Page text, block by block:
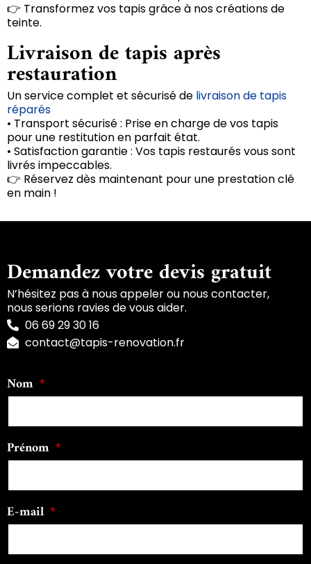
👉 Transformez vos tapis grâce à nos créations de
teinte.
Livraison de tapis après
restauration
Un service complet et sécurisé de livraison de tapis
réparés
• Transport sécurisé : Prise en charge de vos tapis
pour une restitution en parfait état.
• Satisfaction garantie : Vos tapis restaurés vous sont
livrés impeccables.
👉 Réservez dès maintenant pour une prestation clé
en main !
Demandez votre devis gratuit
N’hésitez pas à nous appeler ou nous contacter,
nous serions ravies de vous aider.
06 69 29 30 16
contact@tapis-renovation.fr
Nom
Prénom
E-mail